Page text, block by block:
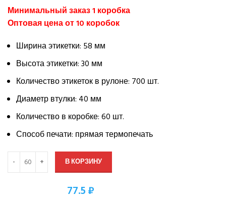
Минимальный заказ 1 коробка
Оптовая цена от 10 коробок
Ширина этикетки: 58 мм
Высота этикетки: 30 мм
Количество этикеток в рулоне: 700 шт.
Диаметр втулки: 40 мм
Количество в коробке: 60 шт.
Способ печати: прямая термопечать
В КОРЗИНУ
77.5 ₽